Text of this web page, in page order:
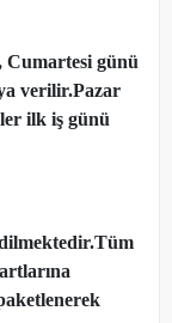
Cumartesi günü
verilir.Pazar
ilk iş günü